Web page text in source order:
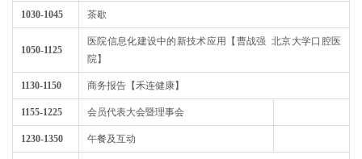
1030-1045 茶歇
1050-1125
医院信息化建设中的新技术应用【曹战强 北京大学口腔医
院】
1130-1150 商务报告【禾连健康】
1155-1225 会员代表大会暨理事会
1230-1350 午餐及互动